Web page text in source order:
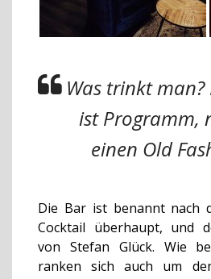
Was trinkt man?
ist Programm,
einen Old
Die Bar ist benannt nach
Cocktail überhaupt, und
von Stefan Glück. Wie
ranken sich auch um